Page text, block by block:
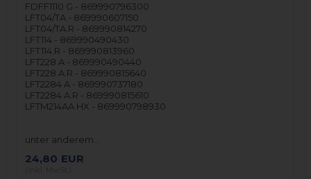
FDFF1110 G - 869990796300
LFT04/TA - 869990607150
LFT04/TA.R - 869990814270
LFT114 - 869990490430
LFT114.R - 869990813960
LFT228 A - 869990490440
LFT228 A.R - 869990815640
LFT2284 A - 869990737180
LFT2284 A.R - 869990815610
LFTM214AA HX - 869990798930
unter anderem…
24,80 EUR